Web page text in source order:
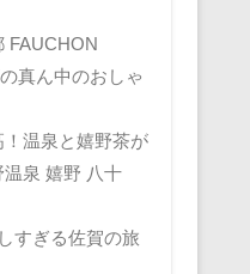
FAUCHON
真ん中のおしゃ
温泉と嬉野茶が
泉 嬉野 八十
すぎる佐賀の旅